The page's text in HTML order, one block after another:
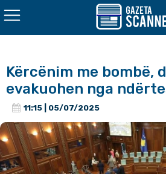
Kërcënim me bombë,
evakuohen nga
11:15 | 05/07/2025